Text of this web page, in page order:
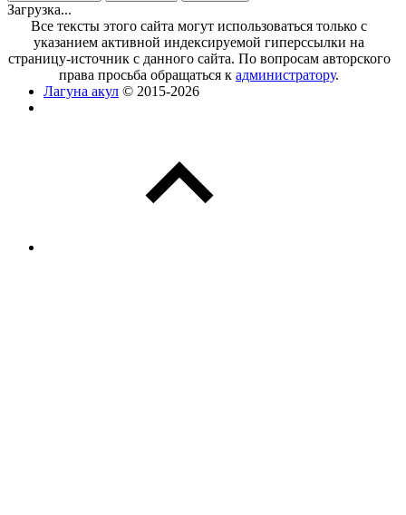
Загрузка...
Все тексты этого сайта могут использоваться только с
указанием активной индексируемой гиперссылки на
страницу-источник с данного сайта. По вопросам авторского
права просьба обращаться кадминистратору.
Лагуна акул © 2015-2026